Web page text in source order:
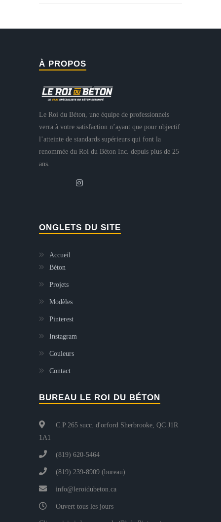
À PROPOS
Le Roi du Béton, une équipe de professionnels
verra à votre satisfaction n’ayant que pour objectif
l’atteinte de standards supérieurs qui font la
renommée du Roi du Béton Inc. depuis plus de 25
ans.
ONGLETS DU SITE
Accueil
Béton
Projets
Modèles
Pinterest
Instagram
Couleurs
Contact
BUREAU LE ROI DU BÉTON
C.P 265 succ. d'orford Sherbrooke, QC J1R
1A1
(819) 620-5464
(819) 239-8909 (bureau)
info@leroidubeton.ca
Ouvert tous les jours